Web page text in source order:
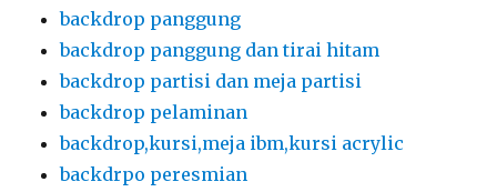
backdrop panggung
backdrop panggung dan tirai hitam
backdrop partisi dan meja partisi
backdrop pelaminan
backdrop,kursi,meja ibm,kursi acrylic
backdrpo peresmian